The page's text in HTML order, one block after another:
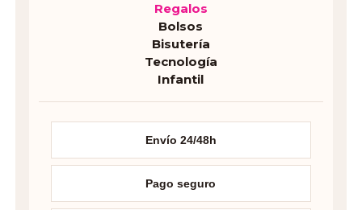
Regalos
Bolsos
Bisutería
Tecnología
Infantil
Envío 24/48h
Pago seguro